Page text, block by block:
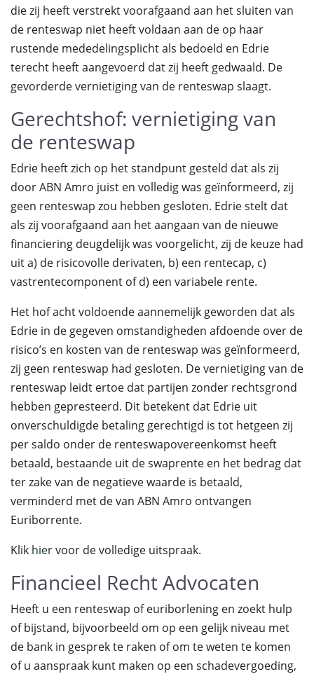
die zij heeft verstrekt voorafgaand aan het sluiten van
de renteswap niet heeft voldaan aan de op haar
rustende mededelingsplicht als bedoeld en Edrie
terecht heeft aangevoerd dat zij heeft gedwaald. De
gevorderde vernietiging van de renteswap slaagt.
Gerechtshof: vernietiging van
de renteswap
Edrie heeft zich op het standpunt gesteld dat als zij
door ABN Amro juist en volledig was geïnformeerd, zij
geen renteswap zou hebben gesloten. Edrie stelt dat
als zij voorafgaand aan het aangaan van de nieuwe
financiering deugdelijk was voorgelicht, zij de keuze had
uit a) de risicovolle derivaten, b) een rentecap, c)
vastrentecomponent of d) een variabele rente.
Het hof acht voldoende aannemelijk geworden dat als
Edrie in de gegeven omstandigheden afdoende over de
risico’s en kosten van de renteswap was geïnformeerd,
zij geen renteswap had gesloten. De vernietiging van de
renteswap leidt ertoe dat partijen zonder rechtsgrond
hebben gepresteerd. Dit betekent dat Edrie uit
onverschuldigde betaling gerechtigd is tot hetgeen zij
per saldo onder de renteswapovereenkomst heeft
betaald, bestaande uit de swaprente en het bedrag dat
ter zake van de negatieve waarde is betaald,
verminderd met de van ABN Amro ontvangen
Euriborrente.
Klik hiervoor de volledige uitspraak.
Financieel Recht Advocaten
Heeft u een renteswap of euriborlening en zoekt hulp
of bijstand, bijvoorbeeld om op een gelijk niveau met
de bank in gesprek te raken of om te weten te komen
of u aanspraak kunt maken op een schadevergoeding,